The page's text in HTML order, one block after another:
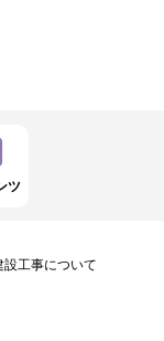
ツ
工事について